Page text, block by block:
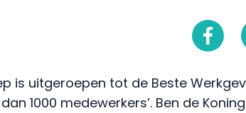
is uitgeroepen tot de Beste
1000 medewerkers’. Ben de